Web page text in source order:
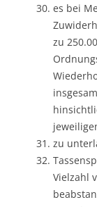
es bei
zu
zu
Vielzahl